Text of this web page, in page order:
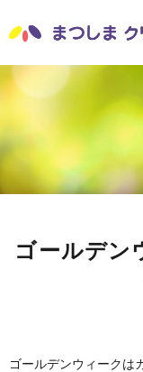
ゴールデン
ゴールデンウィークは